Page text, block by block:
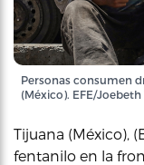
Personas consumen
(México). EFE/Joebeth
Tijuana (México),
fentanilo en la